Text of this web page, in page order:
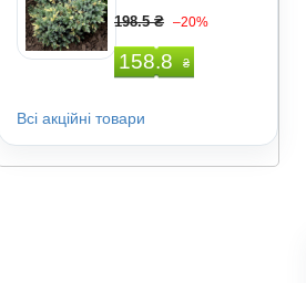
198.5 ₴ –20%
158.8 ₴
Всі акційні товари